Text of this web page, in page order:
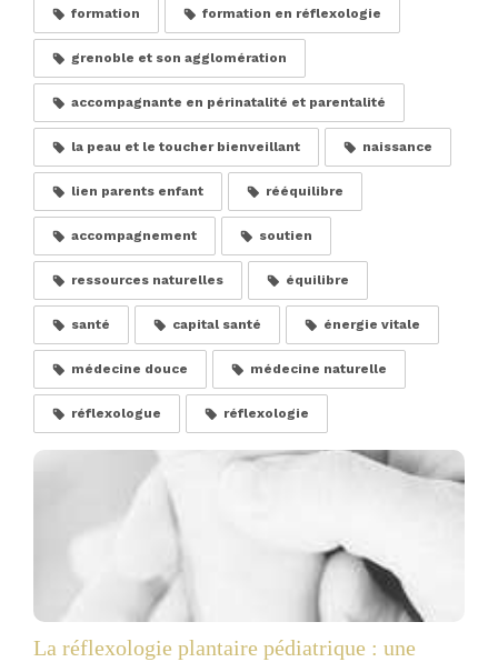
formation formation en réflexologie
grenoble et son agglomération
accompagnante en périnatalité et parentalité
la peau et le toucher bienveillant naissance
lien parents enfant rééquilibre
accompagnement soutien
ressources naturelles équilibre
santé capital santé énergie vitale
médecine douce médecine naturelle
réflexologue réflexologie
La réflexologie plantaire pédiatrique : une